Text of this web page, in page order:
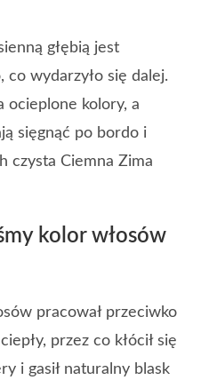
głębią jest
co wydarzyło się dalej.
ocieplone kolory, a
sięgnąć po bordo i
czysta Ciemna Zima
kolor włosów
pracował przeciwko
przez co kłócił się
i gasił naturalny blask